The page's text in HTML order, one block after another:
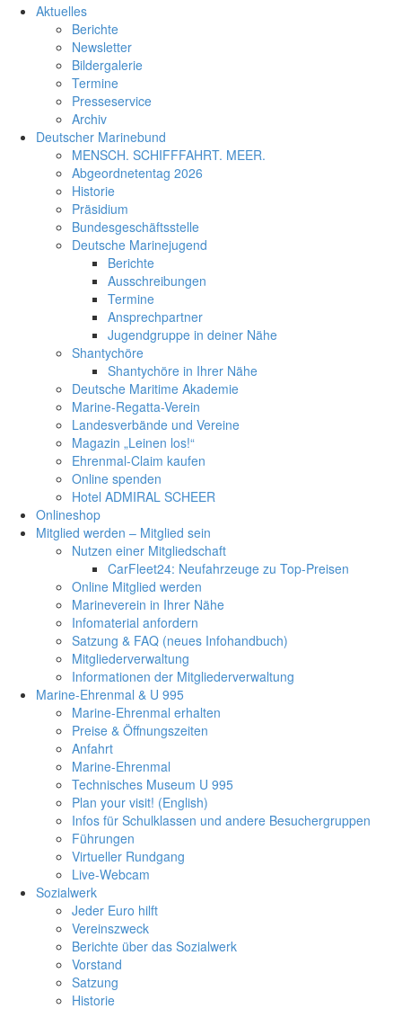
Aktuelles
Berichte
Newsletter
Bildergalerie
Termine
Presseservice
Archiv
Deutscher Marinebund
MENSCH. SCHIFFFAHRT. MEER.
Abgeordnetentag 2026
Historie
Präsidium
Bundesgeschäftsstelle
Deutsche Marinejugend
Berichte
Ausschreibungen
Termine
Ansprechpartner
Jugendgruppe in deiner Nähe
Shantychöre
Shantychöre in Ihrer Nähe
Deutsche Maritime Akademie
Marine-Regatta-Verein
Landesverbände und Vereine
Magazin „Leinen los!“
Ehrenmal-Claim kaufen
Online spenden
Hotel ADMIRAL SCHEER
Onlineshop
Mitglied werden – Mitglied sein
Nutzen einer Mitgliedschaft
CarFleet24: Neufahrzeuge zu Top-Preisen
Online Mitglied werden
Marineverein in Ihrer Nähe
Infomaterial anfordern
Satzung & FAQ (neues Infohandbuch)
Mitgliederverwaltung
Informationen der Mitgliederverwaltung
Marine-Ehrenmal & U 995
Marine-Ehrenmal erhalten
Preise & Öffnungszeiten
Anfahrt
Marine-Ehrenmal
Technisches Museum U 995
Plan your visit! (English)
Infos für Schulklassen und andere Besuchergruppen
Führungen
Virtueller Rundgang
Live-Webcam
Sozialwerk
Jeder Euro hilft
Vereinszweck
Berichte über das Sozialwerk
Vorstand
Satzung
Historie